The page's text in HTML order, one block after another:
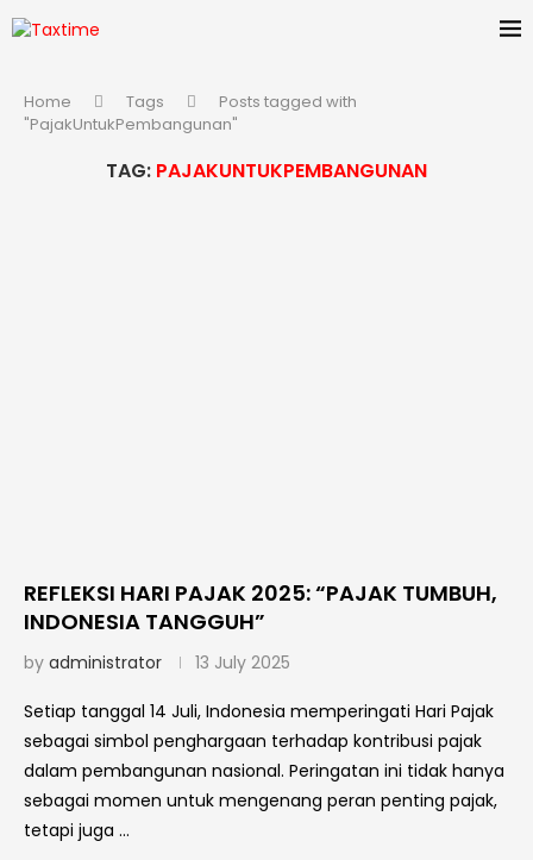
Home Tags
Posts tagged with
"PajakUntukPembangunan"
TAG: PAJAKUNTUKPEMBANGUNAN
REFLEKSI HARI PAJAK 2025: “PAJAK TUMBUH,
INDONESIA TANGGUH”
by administrator 13 July 2025
Setiap tanggal 14 Juli, Indonesia memperingati Hari Pajak
sebagai simbol penghargaan terhadap kontribusi pajak
dalam pembangunan nasional. Peringatan ini tidak hanya
sebagai momen untuk mengenang peran penting pajak,
tetapi juga …